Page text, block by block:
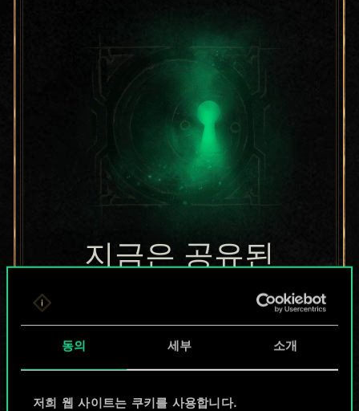
동의 세부 소개
저희 웹 사이트는 쿠키를 사용합니다.
지금은 공유된
카드들에 지나지
않지만
무궁무진한
가능성을 가지고